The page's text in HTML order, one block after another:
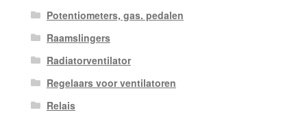
Potentiometers, gas. pedalen
Raamslingers
Radiatorventilator
Regelaars voor ventilatoren
Relais